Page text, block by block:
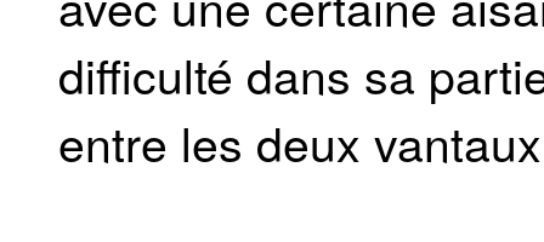
difficulté dans sa
entre les deux